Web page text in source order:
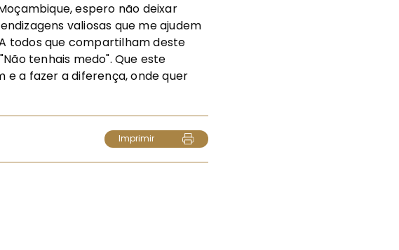
espero não deixar
valiosas que me ajudem
todos que compartilham deste
tenhais medo". Que este
a fazer a diferença, onde quer
Imprimir